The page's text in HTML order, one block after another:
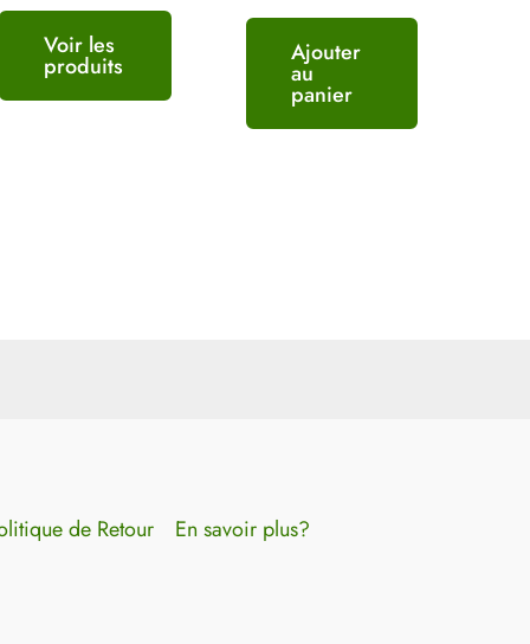
Voir les
produits Ajouter
au
panier
de Retour
En savoir plus?